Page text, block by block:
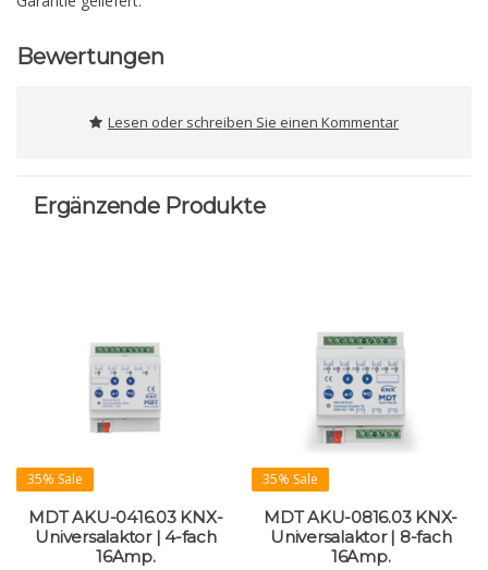
Bewertungen
Lesen oder schreiben Sie einen Kommentar
Ergänzende Produkte
35% Sale
MDT AKU-0416.03 KNX-
Universalaktor | 4-fach
16Amp.
35% Sale
MDT AKU-0816.03 KNX-
Universalaktor | 8-fach
16Amp.